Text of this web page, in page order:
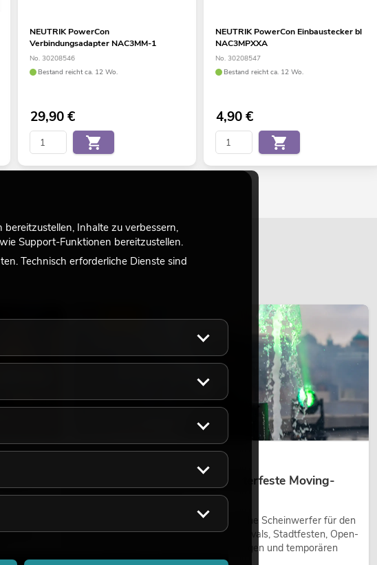
NEUTRIK PowerCon
Verbindungsadapter NAC3MM-1
No. 30208546
Bestand reicht ca. 12 Wo.
29,90€
NEUTRIK PowerCon Einbaustecker bl
NAC3MPXXA
No. 30208547
Bestand reicht ca. 12 Wo.
4,90€
in
Outdoor Moving-Heads: Wetterfeste Moving-
Heads bei Events
Outdoor Moving-Heads sind bewegliche Scheinwerfer für den
Einsatz im Freien. Sie werden bei Festivals, Stadtfesten, Open-
Air-Konzerten, Architekturinszenierungen und temporären
Außeninstallationen eingesetzt.
LICHT
Inhalte zu verbessern,
Support-Funktionen bereitzustellen.
Technisch erforderliche Dienste sind